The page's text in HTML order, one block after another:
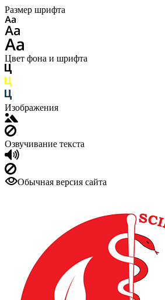
Размер шрифта
Цвет фона и шрифта
Изображения
Озвучивание текста
Обычная версия сайта